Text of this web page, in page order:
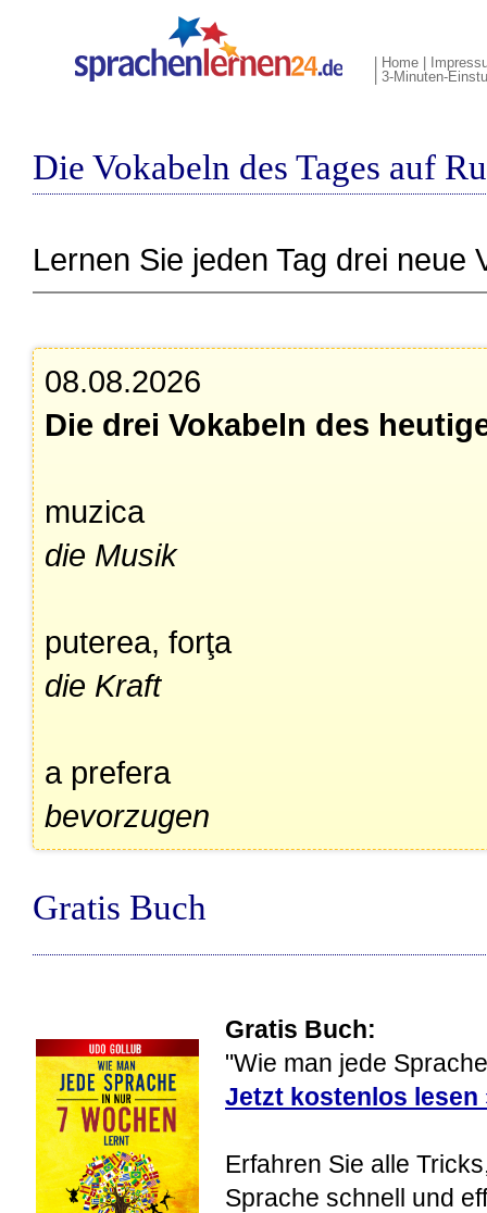
Home
3-Minuten-
Die Vokabeln des Tages auf
Lernen Sie jeden Tag drei neue
08.08.2026
Die drei Vokabeln des
muzica
die Musik
puterea, forţa
die Kraft
a prefera
bevorzugen
Gratis Buch
Gratis Buch:
"Wie man jede
Jetzt kostenlos lesen
Erfahren Sie alle
Sprache schnell und